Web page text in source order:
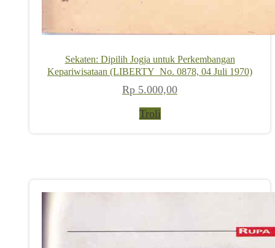
Sekaten: Dipilih Jogja untuk Perkembangan
Kepariwisataan (LIBERTY_No. 0878, 04 Juli 1970)
Rp 5.000,00
Troli